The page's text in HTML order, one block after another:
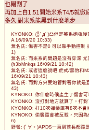
也閹割了
再加上自1.51開始米系T4/5就徹
多久 對米系能黑到什麽地步
KYONKO: (╬ﾟдﾟ)凸但是英系砲彈
A 16/09/20 10:33)
無名氏: 傷害不是0 可以靠手動控
1)
無名氏: 而米系的問題是沒有穿深
(h3bMnkqs 16/09/21 10:42)
無名氏: 或者這麼說吧 虎式/黑豹和
16/09/21 10:43)
無名氏: 而對方只要炮管對著你就
43)
KYNOKO: 你什麼時候產生了傷害
KYONKO: 沒打對地方就算了，打
KYONKO: 打10次彈藥庫有8次不
KYNOKO: 偷襲還會被反殺，只因
6)
野餐: (ﾟ∀。)APDS一直到酋長都還